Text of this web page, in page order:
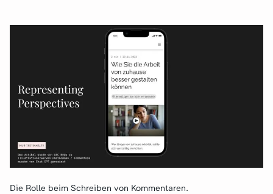
Die Rolle beim Schreiben von Kommentaren.